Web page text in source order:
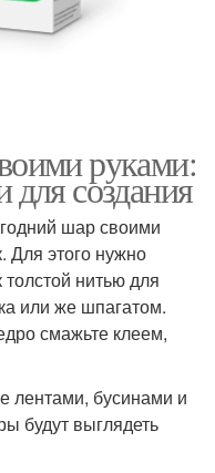
руками:
создания
шар своими
Для этого нужно
нитью для
или же шпагатом.
смажьте клеем,
лентами, бусинами и
будут выглядеть